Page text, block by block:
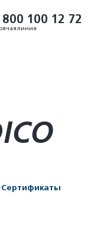
800 100 12 72
линия
Сертификаты